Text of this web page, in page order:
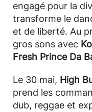
engagé pour la
transforme le
et de liberté. Au
gros sons avec
Fresh Prince Da
Le 30 mai, High
prend les
dub, reggae et